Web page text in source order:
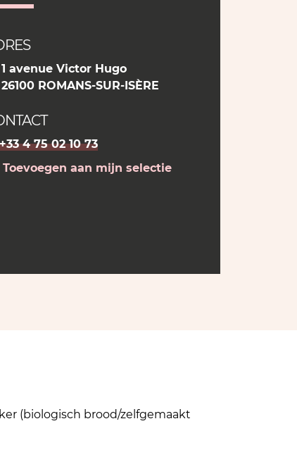
1 avenue Victor Hugo
26100 ROMANS-SUR-ISÈRE
4 75 02 10 73
aan mijn selectie
(biologisch brood/zelfgemaakt